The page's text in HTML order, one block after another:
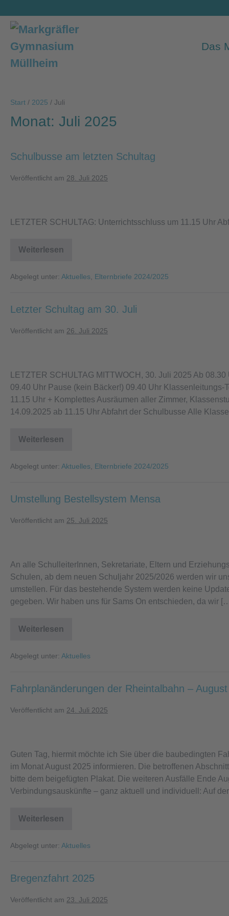
Inhalt
springen
Das
Start / 2025 / Juli
Monat: Juli 2025
Schulbusse am letzten Schultag
Veröffentlicht am 28. Juli 2025
letzten
LETZTER SCHULTAG: Unterrichtsschluss um 11.15 Uhr
Weiterlesen
Schulbusse
Schultag
Abgelegt unter: Aktuelles Elternbriefe 2024/2025
Letzter Schultag am 30. Juli
Veröffentlicht am 26. Juli 2025
am
30.
Juli
LETZTER SCHULTAG MITTWOCH, 30. Juli 2025 Ab
09.40 Uhr Pause (kein Bäcker!) 09.40 Uhr
11.15 Uhr + Komplettes Ausräumen aller Zimmer,
14.09.2025 ab 11.15 Uhr Abfahrt der Schulbusse Alle
Weiterlesen
Letzter
30.
Abgelegt unter: Aktuelles Elternbriefe 2024/2025
Umstellung Bestellsystem Mensa
Veröffentlicht am 25. Juli 2025
Mensa
An alle SchulleiterInnen, Sekretariate, Eltern und
Schulen, ab dem neuen Schuljahr 2025/2026 werden wir
umstellen. Für das bestehende System werden keine
gegeben. Wir haben uns für Sams On entschieden, da wir
Weiterlesen
Umstellung
Abgelegt unter: Aktuelles
Fahrplanänderungen der Rheintalbahn –
Veröffentlicht am 24. Juli 2025
Rheintalbahn
–
August
2025
Guten Tag, hiermit möchte ich Sie über die baubedingten
im Monat August 2025 informieren. Die betroffenen
bitte dem beigefügten Plakat. Die weiteren Ausfälle Ende
Verbindungsauskünfte – ganz aktuell und individuell: Auf
WeiterlesenFahrplanänderungen
–
Abgelegt unter: Aktuelles
Bregenzfahrt 2025
Veröffentlicht am 23. Juli 2025